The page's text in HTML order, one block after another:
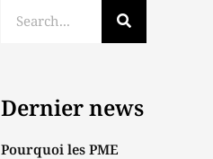
Dernier news
Pourquoi les PME